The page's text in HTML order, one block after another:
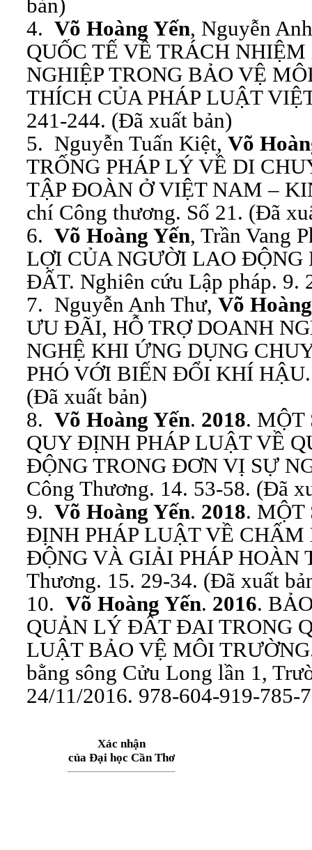
bản)
4. Võ Hoàng Yến, Nguyễn
QUỐC TẾ VỀ TRÁCH
NGHIỆP TRONG BẢO VỆ
THÍCH CỦA PHÁP LUẬT
241-244. (Đã xuất bản)
5. Nguyễn Tuấn Kiệt, Võ
TRỐNG PHÁP LÝ VỀ DI
TẬP ĐOÀN Ở VIỆT NAM –
chí Công thương. Số 21. (Đã
6. Võ Hoàng Yến, Trần Vang
LỢI CỦA NGƯỜI LAO
ĐẤT. Nghiên cứu Lập pháp. 9.
7. Nguyễn Anh Thư, Võ
ƯU ĐÃI, HỖ TRỢ DOANH
NGHỆ KHI ỨNG DỤNG
PHÓ VỚI BIẾN ĐỔI KHÍ
(Đã xuất bản)
8. Võ Hoàng Yến. 2018. MỘT
QUY ĐỊNH PHÁP LUẬT VỀ
ĐỘNG TRONG ĐƠN VỊ SỰ
Công Thương. 14. 53-58. (Đã
9. Võ Hoàng Yến. 2018. MỘT
ĐỊNH PHÁP LUẬT VỀ CHẤM
ĐỘNG VÀ GIẢI PHÁP HOÀN
Thương. 15. 29-34. (Đã xuất
10. Võ Hoàng Yến. 2016.
QUẢN LÝ ĐẤT ĐAI TRONG
LUẬT BẢO VỆ MÔI
bằng sông Cửu Long lần 1,
24/11/2016. 978-604-919-785-
Xác nhận
của Đại học Cần Thơ